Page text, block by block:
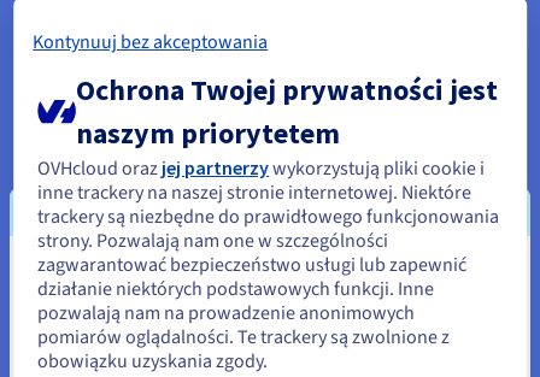
Pliki przechowywane na Google Drive lub Dropbox znajdują
się na serwerach w USA, podlegających ustawie CLOUD Act.
Na VPS OVHcloud we Francji lub Niemczech Twoje dane
pozostają w Europie zgodnie z RODO, przechowywane w
centrum danych, które nigdy nie jest zobowiązane do
odpowiadania na nieeuropejskie nakazy prawne. Dla lekarzy,
prawników, księgowych i profesjonalistów zajmujących się
danymi poufnymi, to rozróżnienie nie jest opcjonalne. Nasz
VPS chroniony przed DDoSzapewnia bezpieczeństwo na
poziomie sieci oraz hosting w centrum danych zgodnym z
RODO.
Dane hostowane wyłącznie w wybranym europejskim
centrum danych OVHcloud.
Brak dostępu osób trzecich do plików bez Twojej
Wydaje się, że znajdujesz się w
Stany Zjednoczone
Jeśli chcesz złożyć zamówienie w Stany Zjednoczone, wyszukaj
Kontynuuj bez akceptowania
Ochrona Twojej prywatności jest
naszym priorytetem
OVHcloud oraz jej partnerzywykorzystują pliki cookie i
inne trackery na naszej stronie internetowej. Niektóre
trackery są niezbędne do prawidłowego funkcjonowania
strony. Pozwalają nam one w szczególności
zagwarantować bezpieczeństwo usługi lub zapewnić
działanie niektórych podstawowych funkcji. Inne
pozwalają nam na prowadzenie anonimowych
pomiarów oglądalności. Te trackery są zwolnione z
obowiązku uzyskania zgody.